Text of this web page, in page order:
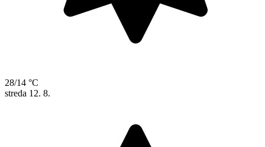
28/14 °C
streda 12. 8.